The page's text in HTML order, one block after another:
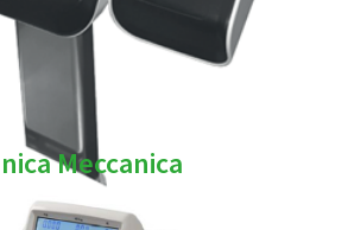
Meccanica